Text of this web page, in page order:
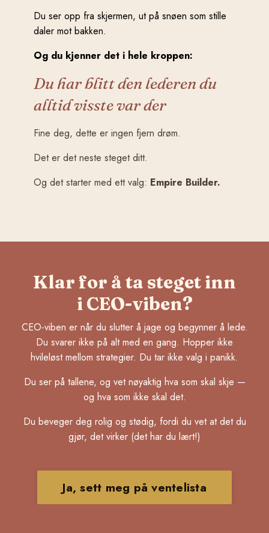
Du ser opp fra skjermen, ut på snøen som stille
daler mot bakken.
Og du kjenner det i hele kroppen:
Du har blitt den lederen du
alltid visste var der
Fine deg, dette er ingen fjern drøm.
Det er det neste steget ditt.
Og det starter med ett valg: Empire Builder.
Klar for å ta steget inn
i CEO-viben?
CEO-viben er når du slutter å jage og begynner å lede.
Du svarer ikke på alt med en gang. Hopper ikke
hvileløst mellom strategier. Du tar ikke valg i panikk.
Du ser på tallene, og vet nøyaktig hva som skal skje —
og hva som ikke skal det.
Du beveger deg rolig og stødig, fordi du vet at det du
gjør, det virker (det har du lært!)
Ja, sett meg på ventelista